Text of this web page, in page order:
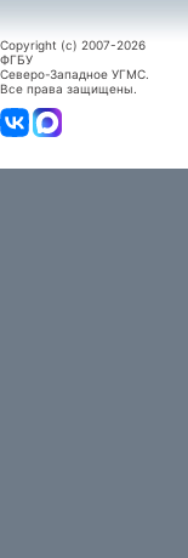
Copyright (c) 2007-2026
ФГБУ
Северо-Западное УГМС.
Все права защищены.